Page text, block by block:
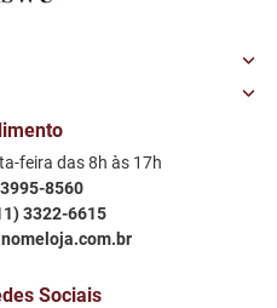
feira das 8h às 17h
8560
3322-6615
Sociais